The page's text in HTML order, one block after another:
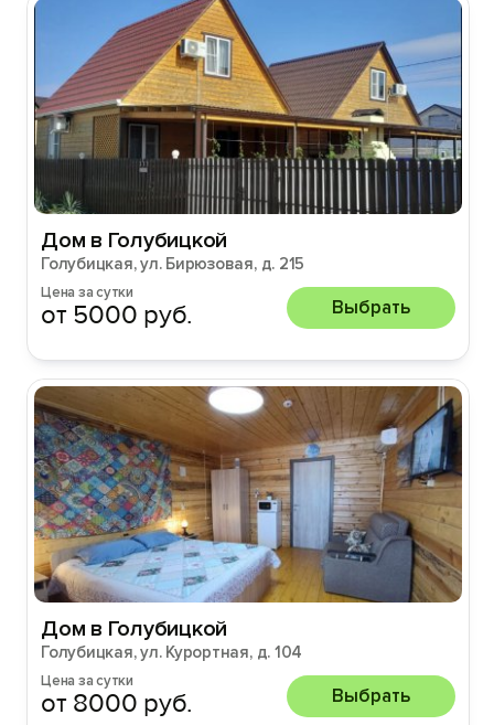
Дом в Голубицкой
Голубицкая, ул. Бирюзовая, д. 215
Цена за сутки
от 5000 руб. Выбрать
Дом в Голубицкой
Голубицкая, ул. Курортная, д. 104
Цена за сутки
от 8000 руб. Выбрать